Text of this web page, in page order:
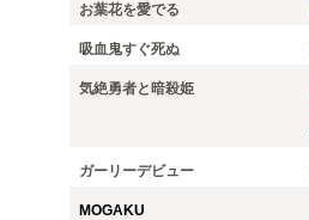
お葉花を愛でる
吸血鬼すぐ死ぬ
気絶勇者と暗殺姫
ガーリーデビュー
MOGAKU